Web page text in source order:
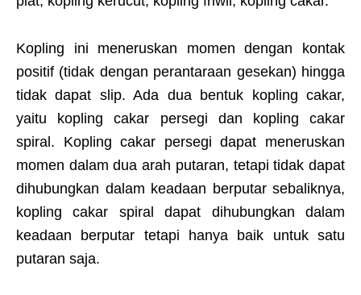
Kopling ini meneruskan momen dengan kontak
positif (tidak dengan perantaraan gesekan) hingga
tidak dapat slip. Ada dua bentuk kopling cakar,
yaitu kopling cakar persegi dan kopling cakar
spiral. Kopling cakar persegi dapat meneruskan
momen dalam dua arah putaran, tetapi tidak dapat
dihubungkan dalam keadaan berputar sebaliknya,
kopling cakar spiral dapat dihubungkan dalam
keadaan berputar tetapi hanya baik untuk satu
putaran saja.